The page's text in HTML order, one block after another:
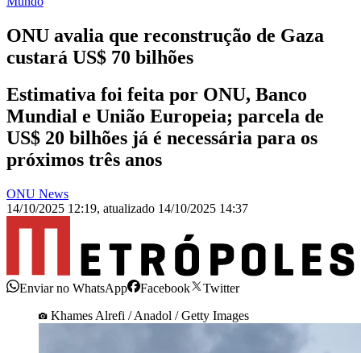
ONU avalia que reconstrução de Gaza
custará US$ 70 bilhões
Estimativa foi feita por ONU, Banco
Mundial e União Europeia; parcela de
US$ 20 bilhões já é necessária para os
próximos três anos
ONU News
14/10/2025 12:19, atualizado 14/10/2025 14:37
Enviar no WhatsApp Facebook
Twitter
Khames Alrefi / Anadol / Getty Images